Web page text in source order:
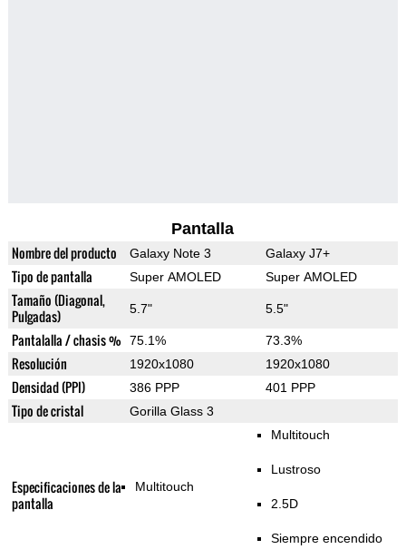
Pantalla
Nombre del producto Galaxy Note 3 Galaxy J7+
Tipo de pantalla Super AMOLED Super AMOLED
Tamaño (Diagonal,
Pulgadas)
5.7" 5.5"
Pantalalla / chasis % 75.1% 73.3%
Resolución 1920x1080 1920x1080
Densidad (PPI) 386 PPP 401 PPP
Tipo de cristal Gorilla Glass 3
Especificaciones de la
pantalla
Multitouch
Multitouch
Lustroso
2.5D
Siempre encendido